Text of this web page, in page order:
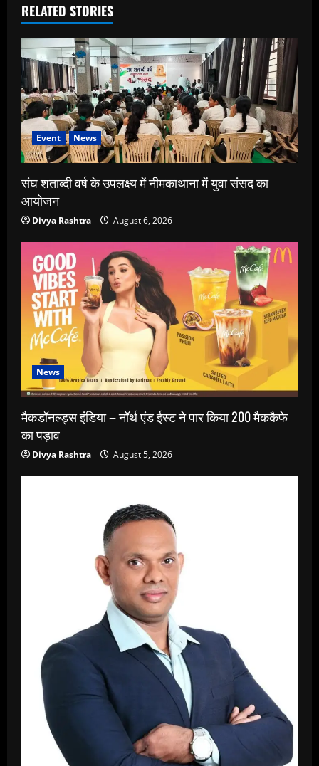
RELATED STORIES
Event News
संघ शताब्दी वर्ष के उपलक्ष्य में नीमकाथाना में युवा संसद का
आयोजन
Divya Rashtra August 6, 2026
News
मैकडॉनल्ड्स इंडिया – नॉर्थ एंड ईस्ट ने पार किया 200 मैककैफे
का पड़ाव
Divya Rashtra August 5, 2026